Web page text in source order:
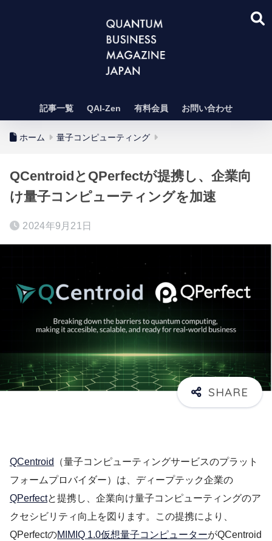
記事一覧 QAI-Zen 有料会員 お問い合わせ
ホーム 量子コンピューティング
QCentroidとQPerfectが提携し、企業向
け量子コンピューティングを加速
2024年9月21日
QCentroid
（量子コンピューティングサービスのプラット
フォームプロバイダー）は、ディープテック企業の
QPerfectと提携し、企業向け量子コンピューティングのア
クセシビリティ向上を図ります。この提携により、
QPerfectのMIMIQ 1.0仮想量子コンピューターがQCentroid